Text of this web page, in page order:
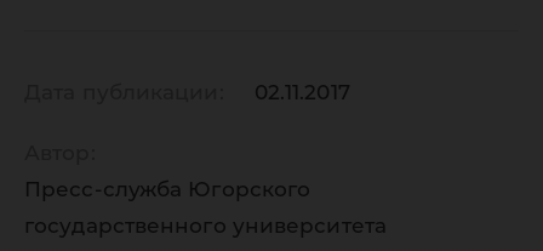
02.11.2017
Пресс-служба Югорского
государственного университета